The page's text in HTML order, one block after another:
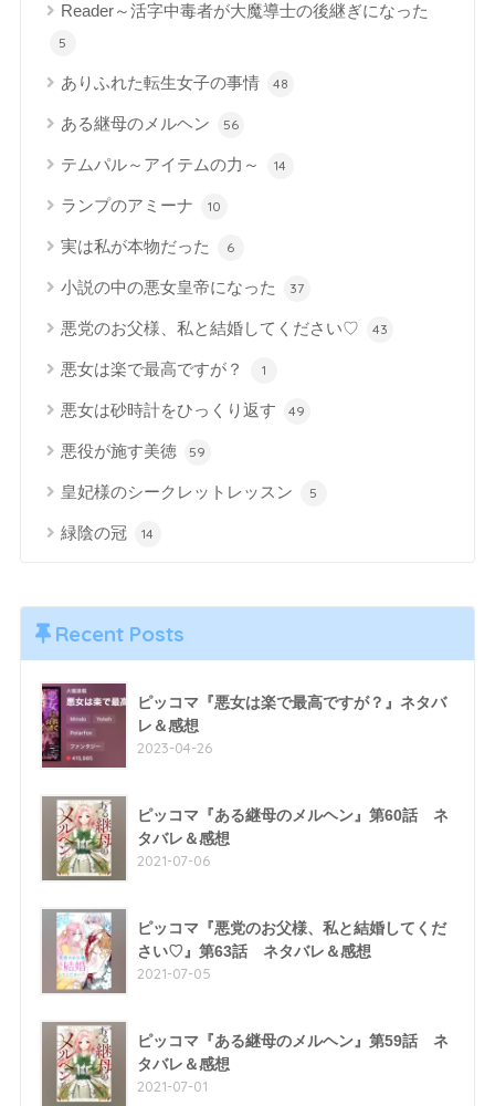
Reader～活字中毒者が大魔導士の後継ぎになった
5
ありふれた転生女子の事情 48
ある継母のメルヘン 56
テムパル～アイテムの力～ 14
ランプのアミーナ 10
実は私が本物だった 6
小説の中の悪女皇帝になった 37
悪党のお父様、私と結婚してください♡ 43
悪女は楽で最高ですが？ 1
悪女は砂時計をひっくり返す 49
悪役が施す美徳 59
皇妃様のシークレットレッスン 5
緑陰の冠 14
Recent Posts
ピッコマ『悪女は楽で最高ですが？』ネタバ
レ＆感想
2023-04-26
ピッコマ『ある継母のメルヘン』第60話 ネ
タバレ＆感想
2021-07-06
ピッコマ『悪党のお父様、私と結婚してくだ
さい♡』第63話 ネタバレ＆感想
2021-07-05
ピッコマ『ある継母のメルヘン』第59話 ネ
タバレ＆感想
2021-07-01